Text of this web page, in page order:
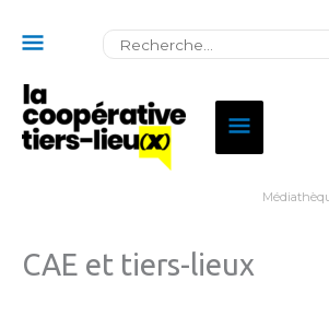
Rechercher:
de
l'en-
Menu
principal
CAE et tiers-lieux